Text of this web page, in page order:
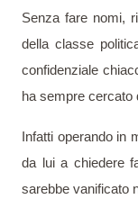
Senza fare nomi,
della classe
confidenziale
ha sempre cercato
Infatti operando in
da lui a chiedere
sarebbe vanificato